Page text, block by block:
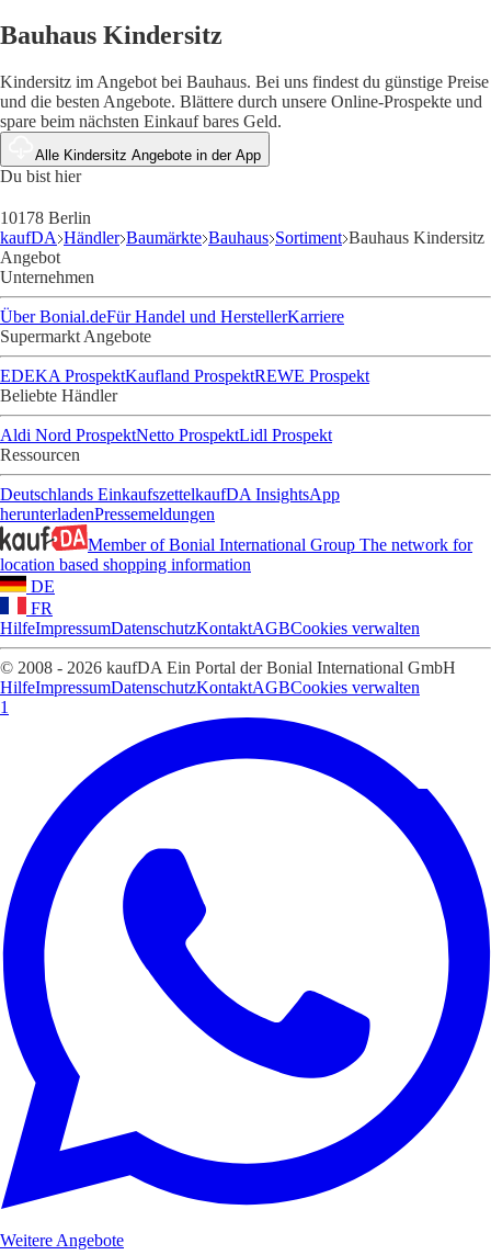
Bauhaus Kindersitz
Kindersitz im Angebot bei Bauhaus. Bei uns findest du günstige Preise
und die besten Angebote. Blättere durch unsere Online-Prospekte und
spare beim nächsten Einkauf bares Geld.
Alle Kindersitz Angebote in der App
Du bist hier
10178 Berlin
kaufDA Händler Baumärkte Bauhaus Sortiment Bauhaus Kindersitz
Angebot
Unternehmen
Über Bonial.deFür Handel und HerstellerKarriere
Supermarkt Angebote
EDEKA ProspektKaufland ProspektREWE Prospekt
Beliebte Händler
Aldi Nord ProspektNetto ProspektLidl Prospekt
Ressourcen
Deutschlands EinkaufszettelkaufDA InsightsApp
herunterladenPressemeldungen
Member of Bonial International Group The network for
location based shopping information
DE
FR
HilfeImpressumDatenschutzKontaktAGBCookies verwalten
© 2008 - 2026 kaufDA Ein Portal der Bonial International GmbH
HilfeImpressumDatenschutzKontaktAGBCookies verwalten
1
Weitere Angebote